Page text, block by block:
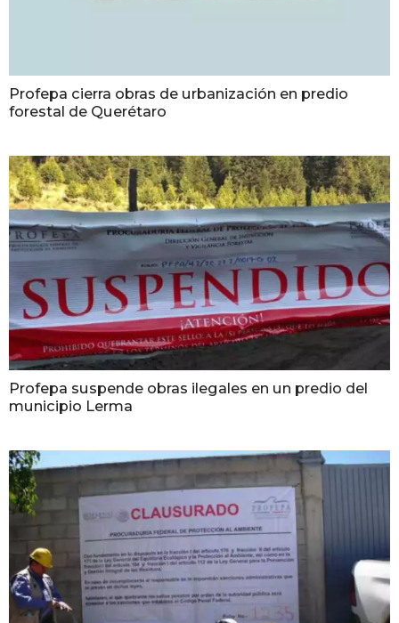
Profepa cierra obras de urbanización en predio
forestal de Querétaro
Profepa suspende obras ilegales en un predio del
municipio Lerma